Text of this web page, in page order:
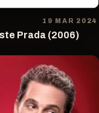
19 MAR 2024
Prada (2006)